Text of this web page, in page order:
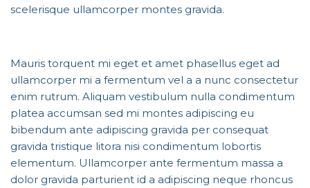
scelerisque ullamcorper montes gravida.
Mauris torquent mi eget et amet phasellus eget ad
ullamcorper mi a fermentum vel a a nunc consectetur
enim rutrum. Aliquam vestibulum nulla condimentum
platea accumsan sed mi montes adipiscing eu
bibendum ante adipiscing gravida per consequat
gravida tristique litora nisi condimentum lobortis
elementum. Ullamcorper ante fermentum massa a
dolor gravida parturient id a adipiscing neque rhoncus